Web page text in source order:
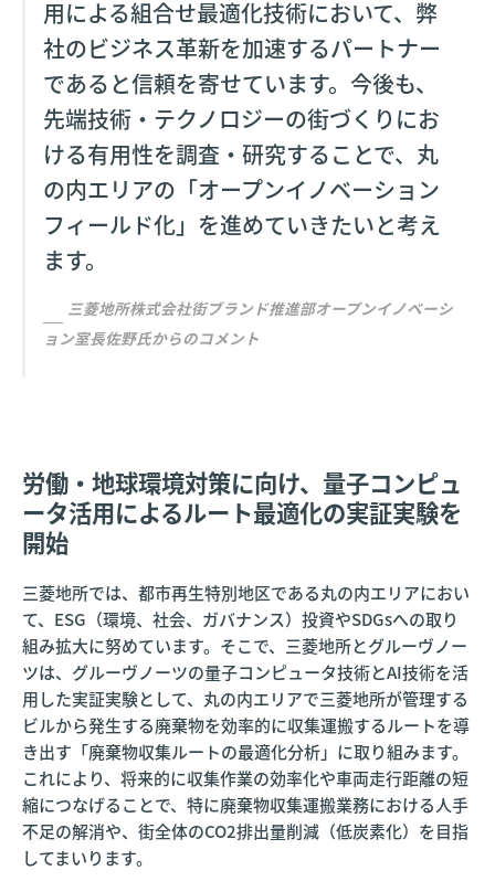
用による組合せ最適化技術において、弊
社のビジネス革新を加速するパートナー
であると信頼を寄せています。今後も、
先端技術・テクノロジーの街づくりにお
ける有用性を調査・研究することで、丸
の内エリアの「オープンイノベーション
フィールド化」を進めていきたいと考え
ます。
三菱地所株式会社街ブランド推進部オープンイノベーシ
ョン室長佐野氏からのコメント
労働・地球環境対策に向け、量子コンピュ
ータ活用によるルート最適化の実証実験を
開始
三菱地所では、都市再生特別地区である丸の内エリアにおい
て、ESG（環境、社会、ガバナンス）投資やSDGsへの取り
組み拡大に努めています。そこで、三菱地所とグルーヴノー
ツは、グルーヴノーツの量子コンピュータ技術とAI技術を活
用した実証実験として、丸の内エリアで三菱地所が管理する
ビルから発生する廃棄物を効率的に収集運搬するルートを導
き出す「廃棄物収集ルートの最適化分析」に取り組みます。
これにより、将来的に収集作業の効率化や車両走行距離の短
縮につなげることで、特に廃棄物収集運搬業務における人手
不足の解消や、街全体のCO2排出量削減（低炭素化）を目指
してまいります。